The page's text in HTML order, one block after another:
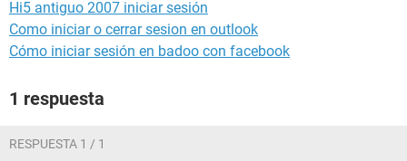
Hi5 antiguo 2007 iniciar sesión
Como iniciar o cerrar sesion en outlook
Cómo iniciar sesión en badoo con facebook
1 respuesta
RESPUESTA 1 / 1